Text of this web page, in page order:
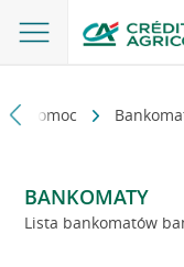
i pomoc
BANKOMATY
Lista bankomatów